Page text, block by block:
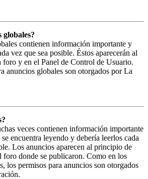
globales?
contienen información importante y
vez que sea posible. Éstos aparecerán al
foro y en el Panel de Control de Usuario.
anuncios globales son otorgados por La
veces contienen información importante
encuentra leyendo y debería leerlos cada
Los anuncios aparecen al principio de
foro donde se publicaron. Como en los
los permisos para anuncios son otorgados